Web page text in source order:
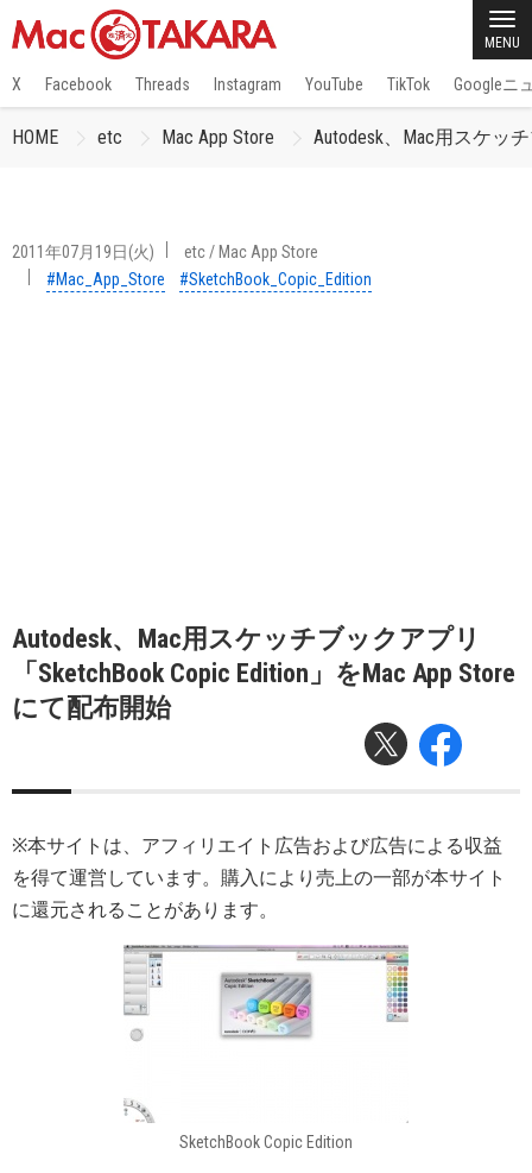
MENU
X Facebook Threads Instagram YouTube TikTok Googleニ
HOME etc Mac App Store Autodesk、Mac用スケッ
2011年07月19日(火) etc/ Mac App Store
#Mac_App_Store
#SketchBook_Copic_Edition
Autodesk、Mac用スケッチブックアプリ
「SketchBook Copic Edition」をMac App Store
にて配布開始
※本サイトは、アフィリエイト広告および広告による収益
を得て運営しています。購入により売上の一部が本サイト
に還元されることがあります。
SketchBook Copic Edition